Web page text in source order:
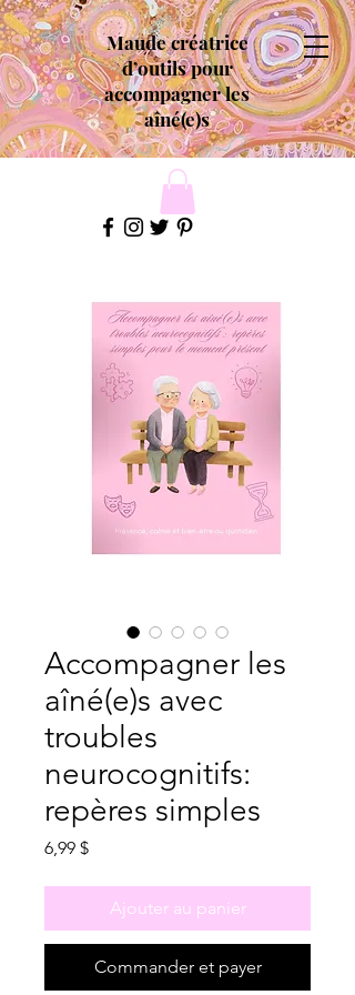
Maude créatrice
d’outils pour
accompagner les
aîné(e)s
Accompagner les
aîné(e)s avec
troubles
neurocognitifs:
repères simples
6,99 $Prix
Ajouter au panier
Commander et payer